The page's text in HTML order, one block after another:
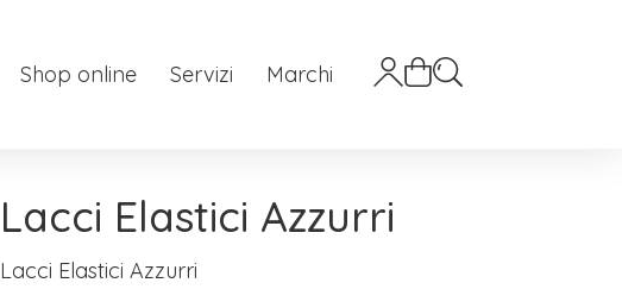
Shop online Servizi Marchi
Lacci Elastici Azzurri
Lacci Elastici Azzurri